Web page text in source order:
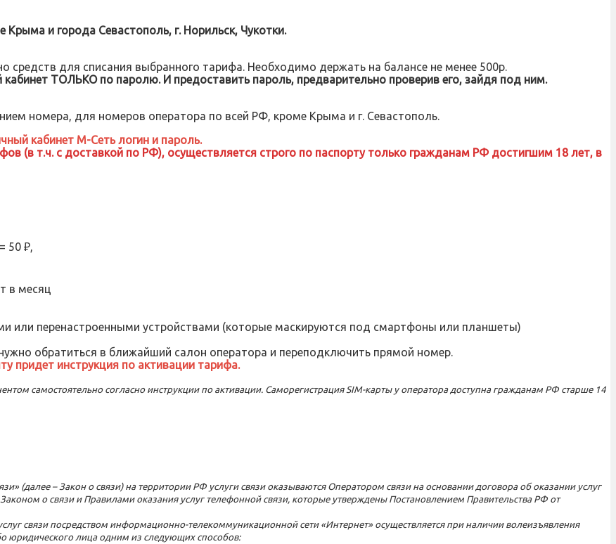
и города Севастополь, г. Норильск, Чукотки.
для списания выбранного тарифа. Необходимо держать на балансе не менее 500р.
ТОЛЬКО по паролю. И предоставить пароль, предварительно проверив его, зайдя под ним.
номера, для номеров оператора по всей РФ, кроме Крыма и г. Севастополь.
кабинет М-Сеть логин и пароль.
(в т.ч. с доставкой по РФ), осуществляется строго по паспорту только гражданам РФ достигшим 18 лет, в
50 ₽,
в месяц
или перенастроенными устройствами (которые маскируются под смартфоны или планшеты)
обратиться в ближайший салон оператора и переподключить прямой номер.
придет инструкция по активации тарифа.
самостоятельно согласно инструкции по активации. Саморегистрация SIM-карты у оператора доступна гражданам РФ старше 14
(далее – Закон о связи) на территории РФ услуги связи оказываются Оператором связи на основании договора об оказании услуг
о связи и Правилами оказания услуг телефонной связи, которые утверждены Постановлением Правительства РФ от
связи посредством информационно-телекоммуникационной сети «Интернет» осуществляется при наличии волеизъявления
юридического лица одним из следующих способов: